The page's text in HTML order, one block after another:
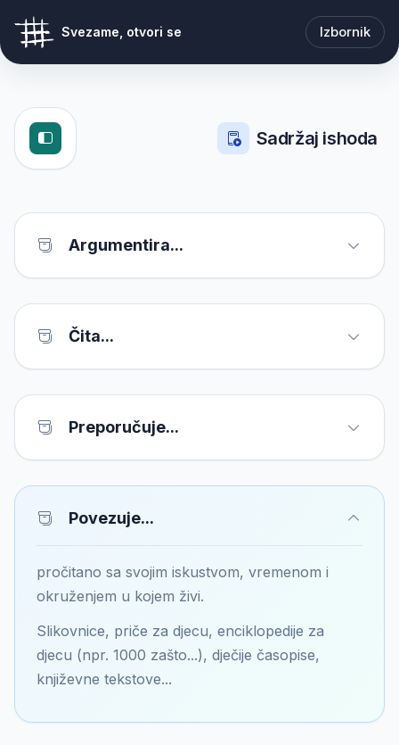
Svezame, otvori se Izbornik
Sadržaj ishoda
Argumentira...
Čita...
Preporučuje...
Povezuje...
pročitano sa svojim iskustvom, vremenom i
okruženjem u kojem živi.
Slikovnice, priče za djecu, enciklopedije za
djecu (npr. 1000 zašto...), dječije časopise,
književne tekstove...